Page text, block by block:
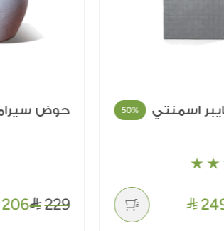
50% حوض سيراميك
229
206